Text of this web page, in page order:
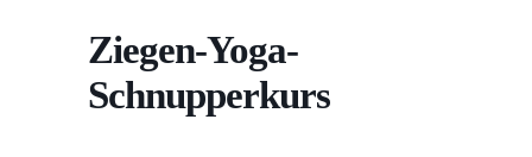
Ziegen-Yoga-
Schnupperkurs